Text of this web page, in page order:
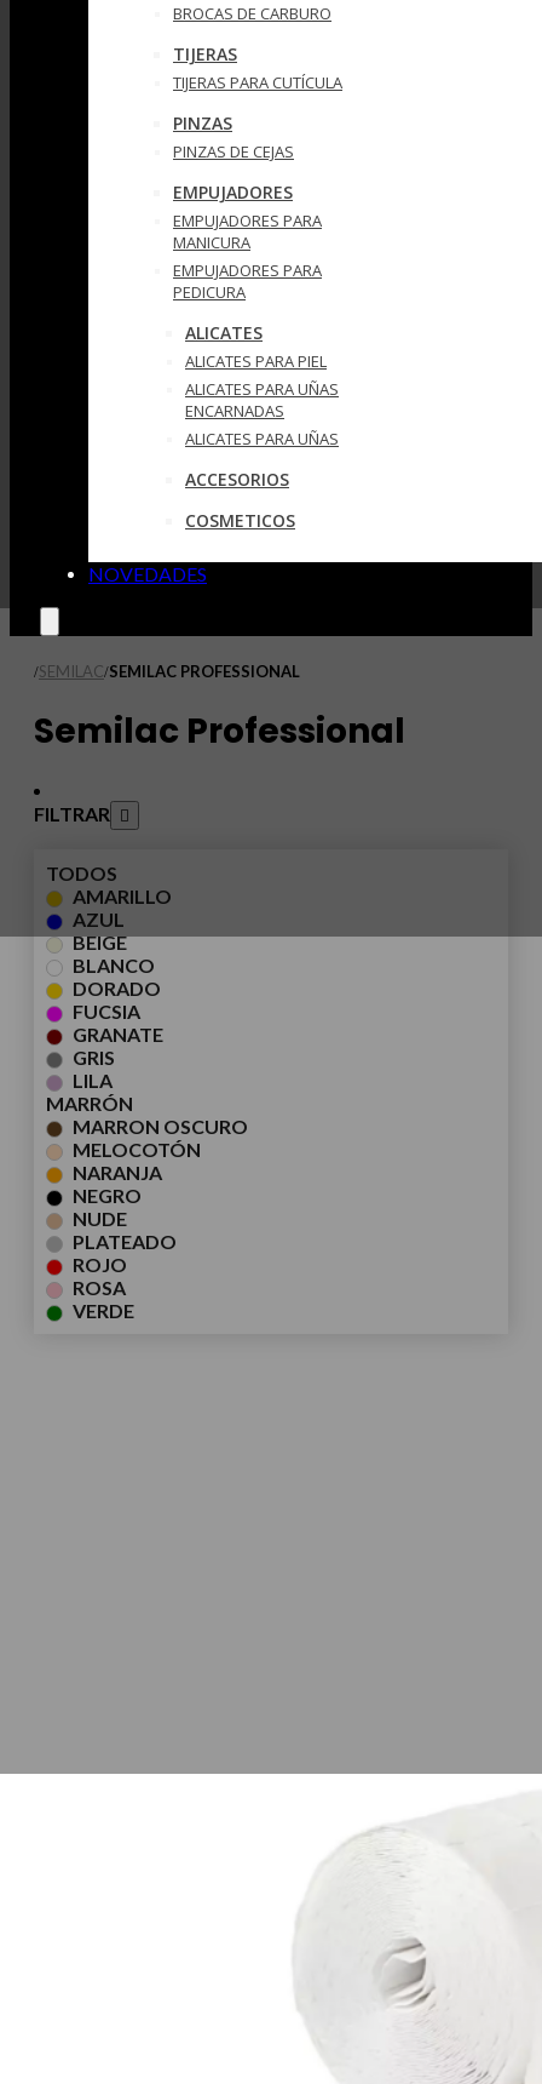
BROCAS DE CARBURO
TIJERAS
TIJERAS PARA CUTÍCULA
PINZAS
PINZAS DE CEJAS
EMPUJADORES
EMPUJADORES PARA
MANICURA
EMPUJADORES PARA
PEDICURA
ALICATES
ALICATES PARA PIEL
ALICATES PARA UÑAS
ENCARNADAS
ALICATES PARA UÑAS
ACCESORIOS
COSMETICOS
NOVEDADES
/SEMILAC/SEMILAC PROFESSIONAL
Semilac Professional
FILTRAR
TODOS
AMARILLO
AZUL
BEIGE
BLANCO
DORADO
FUCSIA
GRANATE
GRIS
LILA
MARRÓN
MARRON OSCURO
MELOCOTÓN
NARANJA
NEGRO
NUDE
PLATEADO
ROJO
ROSA
VERDE